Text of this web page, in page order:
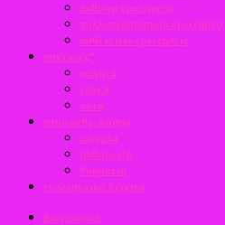
άνθισης ερωτήσεις
πολλαπλασιασμού ερωτήσεις
ασθενειών ερωτήσεις
συνταγές*
φαγητά
γλυκά
ποτά
στον ανθρ. κόσμο
ιστορία
μυθολογία
θρησκεία
εναλλακτικά θέματα
βιογραφικό